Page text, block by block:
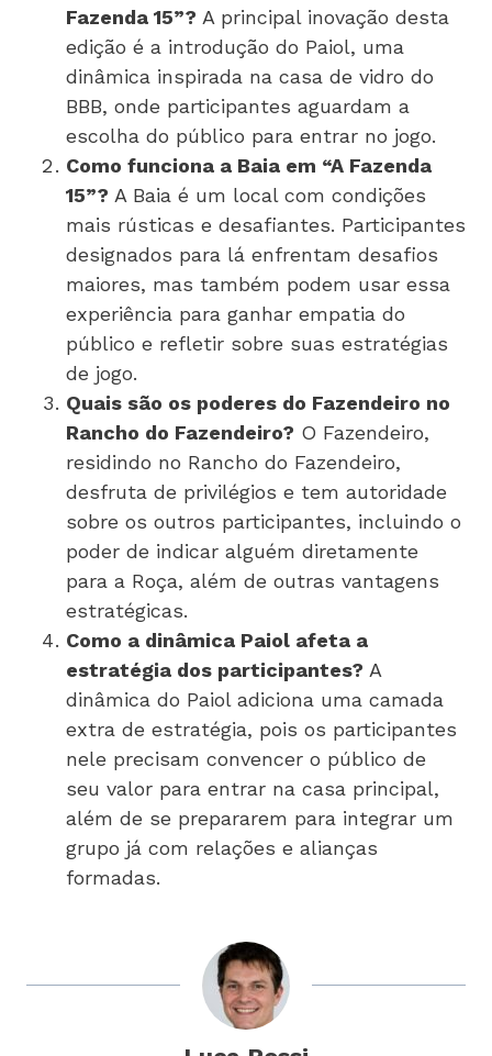
Fazenda 15”? A principal inovação desta
edição é a introdução do Paiol, uma
dinâmica inspirada na casa de vidro do
BBB, onde participantes aguardam a
escolha do público para entrar no jogo.
Como funciona a Baia em “A Fazenda
15”? A Baia é um local com condições
mais rústicas e desafiantes. Participantes
designados para lá enfrentam desafios
maiores, mas também podem usar essa
experiência para ganhar empatia do
público e refletir sobre suas estratégias
de jogo.
Quais são os poderes do Fazendeiro no
Rancho do Fazendeiro? O Fazendeiro,
residindo no Rancho do Fazendeiro,
desfruta de privilégios e tem autoridade
sobre os outros participantes, incluindo o
poder de indicar alguém diretamente
para a Roça, além de outras vantagens
estratégicas.
Como a dinâmica Paiol afeta a
estratégia dos participantes? A
dinâmica do Paiol adiciona uma camada
extra de estratégia, pois os participantes
nele precisam convencer o público de
seu valor para entrar na casa principal,
além de se prepararem para integrar um
grupo já com relações e alianças
formadas.